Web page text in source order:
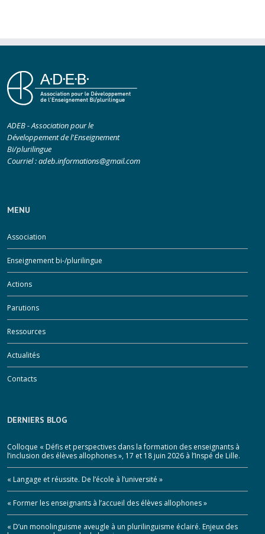
ADEB - Association pour le
Développement de l'Enseignement
Bi/plurilingue
Courriel :adeb.informations@gmail.com
MENU
Association
Enseignement bi-/plurilingue
Actions
Parutions
Ressources
Actualités
Contacts
DERNIERS BLOG
Colloque « Défis et perspectives dans la formation des enseignants à
l’inclusion des élèves allophones », 17 et 18 juin 2026 à l’Inspé de Lille.
« Langage et réussite. De l’école à l’université »
« Former les enseignants à l’accueil des élèves allophones »
« D’un monolinguisme aveugle à un plurilinguisme éclairé. Enjeux des